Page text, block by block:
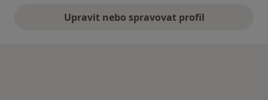
Upravit nebo spravovat profil